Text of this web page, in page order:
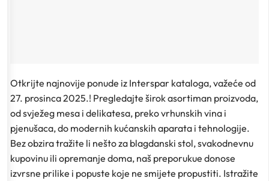
Otkrijte najnovije ponude iz Interspar kataloga, važeće od
27. prosinca 2025.! Pregledajte širok asortiman proizvoda,
od svježeg mesa i delikatesa, preko vrhunskih vina i
pjenušaca, do modernih kućanskih aparata i tehnologije.
Bez obzira tražite li nešto za blagdanski stol, svakodnevnu
kupovinu ili opremanje doma, naš preporukue donose
izvrsne prilike i popuste koje ne smijete propustiti. Istražite